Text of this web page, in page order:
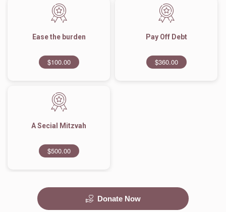
Ease the burden
$100.00
Pay Off Debt
$360.00
A Secial Mitzvah
$500.00
Donate Now